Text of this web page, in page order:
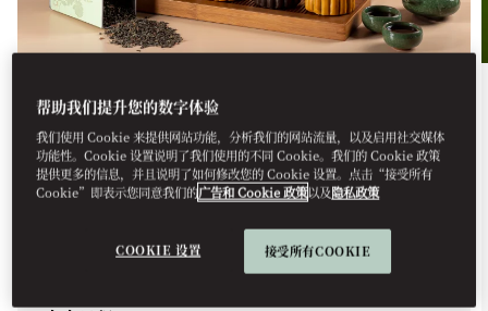
餐饮美食
MOONLIT BLOSSOM
COLLECTION
Celebrate the Mid-Autumn Festival with our
exclusive Moonlit Blossom Collection,...
帮助我们提升您的数字体验
我们使用 Cookie 来提供网站功能，分析我们的网站流量，以及启用社交媒体
功能性。Cookie 设置说明了我们使用的不同 Cookie。我们的 Cookie 政策
提供更多的信息，并且说明了如何修改您的 Cookie 设置。点击“接受所有
Cookie”即表示您同意我们的广告和 Cookie 政策以及隐私政策
COOKIE 设置 接受所有COOKIE